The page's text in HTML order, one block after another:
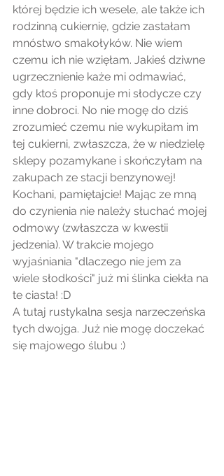
której będzie ich wesele, ale także ich
rodzinną cukiernię, gdzie zastałam
mnóstwo smakołyków. Nie wiem
czemu ich nie wzięłam. Jakieś dziwne
ugrzecznienie każe mi odmawiać,
gdy ktoś proponuje mi słodycze czy
inne dobroci. No nie mogę do dziś
zrozumieć czemu nie wykupiłam im
tej cukierni, zwłaszcza, że w niedzielę
sklepy pozamykane i skończyłam na
zakupach ze stacji benzynowej!
Kochani, pamiętajcie! Mając ze mną
do czynienia nie należy słuchać mojej
odmowy (zwłaszcza w kwestii
jedzenia). W trakcie mojego
wyjaśniania "dlaczego nie jem za
wiele słodkości" już mi ślinka ciekła na
te ciasta! :D
A tutaj rustykalna sesja narzeczeńska
tych dwojga. Już nie mogę doczekać
się majowego ślubu :)